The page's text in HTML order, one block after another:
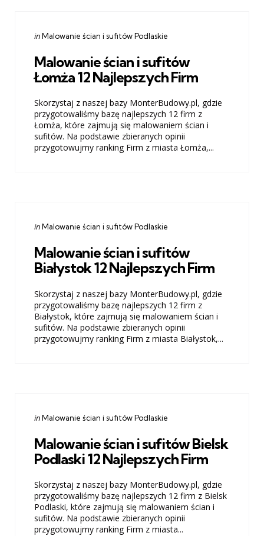
Categories
Posted
inMalowanie ścian i sufitów Podlaskie
Malowanie ścian i sufitów
Łomża 12 Najlepszych Firm
Skorzystaj z naszej bazy MonterBudowy.pl, gdzie
przygotowaliśmy bazę najlepszych 12 firm z
Łomża, które zajmują się malowaniem ścian i
sufitów. Na podstawie zbieranych opinii
przygotowujmy ranking Firm z miasta Łomża,...
Categories
Posted
inMalowanie ścian i sufitów Podlaskie
Malowanie ścian i sufitów
Białystok 12 Najlepszych Firm
Skorzystaj z naszej bazy MonterBudowy.pl, gdzie
przygotowaliśmy bazę najlepszych 12 firm z
Białystok, które zajmują się malowaniem ścian i
sufitów. Na podstawie zbieranych opinii
przygotowujmy ranking Firm z miasta Białystok,...
Categories
Posted
inMalowanie ścian i sufitów Podlaskie
Malowanie ścian i sufitów Bielsk
Podlaski 12 Najlepszych Firm
Skorzystaj z naszej bazy MonterBudowy.pl, gdzie
przygotowaliśmy bazę najlepszych 12 firm z Bielsk
Podlaski, które zajmują się malowaniem ścian i
sufitów. Na podstawie zbieranych opinii
przygotowujmy ranking Firm z miasta...